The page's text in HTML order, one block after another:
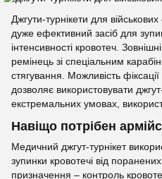
Джгути-турнікети для
дуже ефективний засіб для
інтенсивності кровотеч.
ремінець зі спеціальним
стягування. Можливість
дозволяє використовувати
екстремальних умовах,
Навіщо потрібен
Медичний джгут-турнікет
зупинки кровотечі від
призначення – контроль